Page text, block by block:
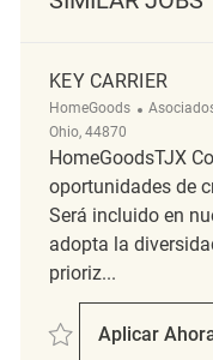
KEY CARRIER
HomeGoods Categoría
Ohio, 44870
HomeGoodsTJX
oportunidades de
Será incluido en
adopta la
prioriz...
Salvar Key Carrier
Aplicar
Key